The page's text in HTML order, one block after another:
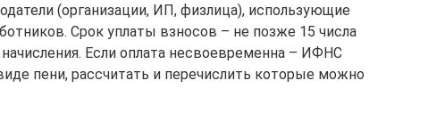
(организации, ИП, физлица), использующие
Срок уплаты взносов – не позже 15 числа
Если оплата несвоевременна – ИФНС
пени, рассчитать и перечислить которые можно